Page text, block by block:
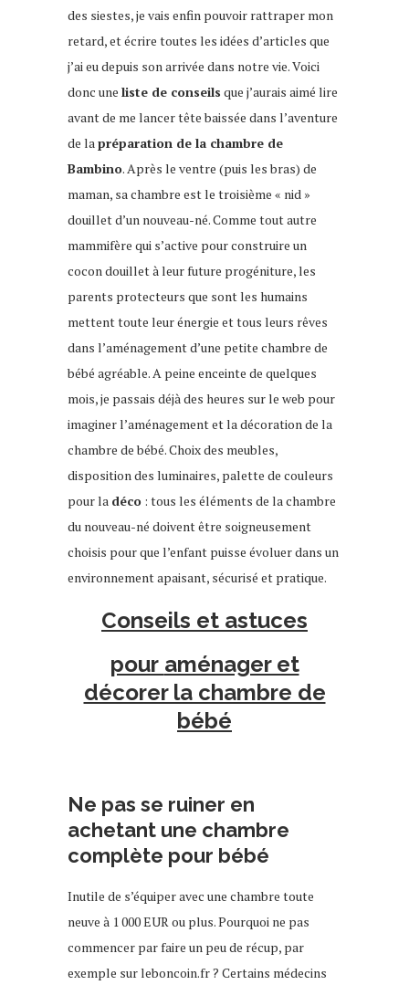
des siestes, je vais enfin pouvoir rattraper mon
retard, et écrire toutes les idées d’articles que
j’ai eu depuis son arrivée dans notre vie. Voici
donc une liste de conseils que j’aurais aimé lire
avant de me lancer tête baissée dans l’aventure
de lapréparation de la chambre de
Bambino. Après le ventre (puis les bras) de
maman, sa chambre est le troisième « nid »
douillet d’un nouveau-né. Comme tout autre
mammifère qui s’active pour construire un
cocon douillet à leur future progéniture, les
parents protecteurs que sont les humains
mettent toute leur énergie et tous leurs rêves
dans l’aménagement d’une petite chambre de
bébé agréable. A peine enceinte de quelques
mois, je passais déjà des heures sur le web pour
imaginer l’aménagement et la décoration de la
chambre de bébé. Choix des meubles,
disposition des luminaires, palette de couleurs
pour la déco : tous les éléments de la chambre
du nouveau-né doivent être soigneusement
choisis pour que l’enfant puisse évoluer dans un
environnement apaisant, sécurisé et pratique.
Conseils et astuces
pour aménager et
décorer la chambre de
bébé
Ne pas se ruiner en
achetant une chambre
complète pour bébé
Inutile de s’équiper avec une chambre toute
neuve à 1 000 EUR ou plus. Pourquoi ne pas
commencer par faire un peu de récup, par
exemple sur leboncoin.fr ? Certains médecins